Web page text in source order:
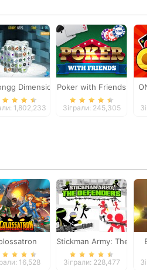
Dimensions
1,802,233
Poker with Friends
Зіграли: 245,305
16,528
Stickman Army: The
Зіграли: 228,477